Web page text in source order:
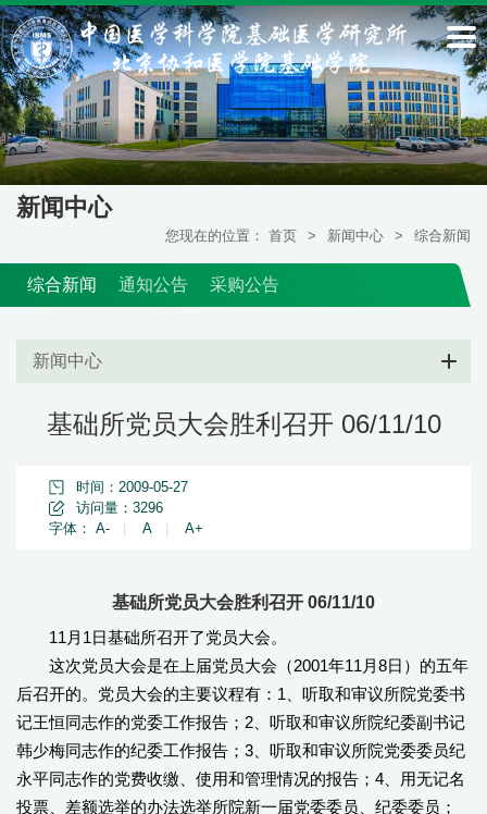
新闻中心
您现在的位置： 首页 > 新闻中心 > 综合新闻
综合新闻 通知公告 采购公告
新闻中心
基础所党员大会胜利召开 06/11/10
时间：2009-05-27
访问量： 3296
字体： A- A A+
基础所党员大会胜利召开 06/11/10
11月1日基础所召开了党员大会。
这次党员大会是在上届党员大会（2001年11月8日）的五年
后召开的。党员大会的主要议程有：1、听取和审议所院党委书
记王恒同志作的党委工作报告；2、听取和审议所院纪委副书记
韩少梅同志作的纪委工作报告；3、听取和审议所院党委委员纪
永平同志作的党费收缴、使用和管理情况的报告；4、用无记名
投票、差额选举的办法选举所院新一届党委委员、纪委委员；